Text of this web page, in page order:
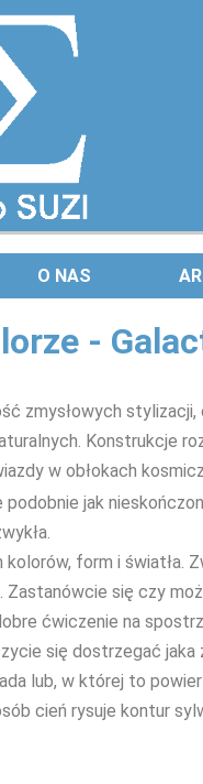
O NAS
-
zmysłowych stylizacji,
Konstrukcje
w obłokach
podobnie jak
form i światła.
Zastanówcie się czy
ćwiczenie na
się dostrzegać
lub, w której to
cień rysuje kontur